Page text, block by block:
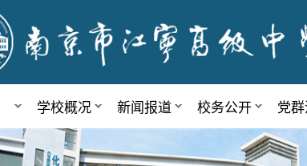
学校概况 新闻报道 校务公开 党